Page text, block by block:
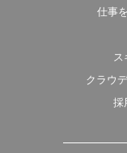
仕事
クラウ
採